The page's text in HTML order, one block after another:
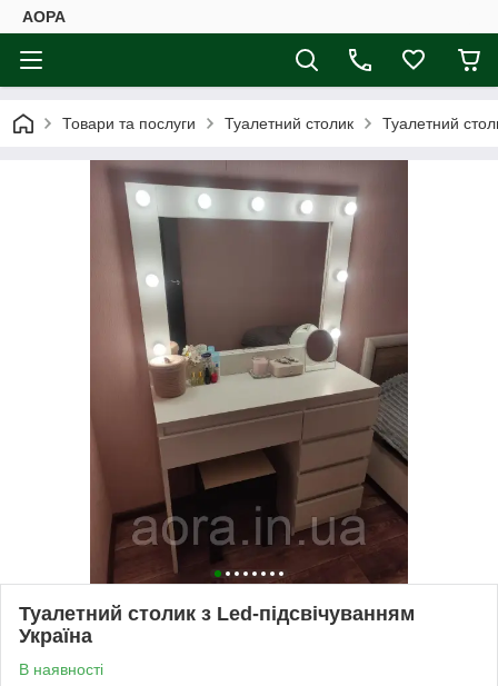
АОРА
Товари та послуги Туалетний столик Туалетний
Туалетний столик з Led-підсвічуванням
Україна
В наявності